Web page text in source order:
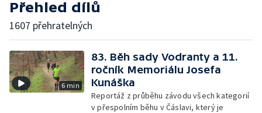
Přehled dílů
1607 přehratelných
6 min
83. Běh sady Vodranty a 11.
ročník Memoriálu Josefa
Kunáška
Reportáž z průběhu závodu všech kategorií
v přespolním běhu v Čáslavi, který je